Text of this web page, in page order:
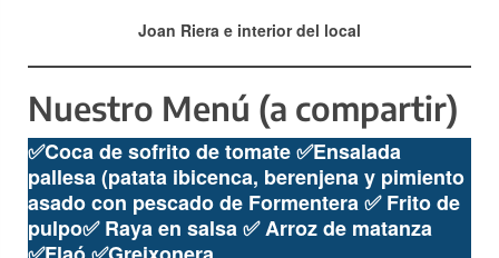
Joan Riera e interior del local
Nuestro Menú (a compartir)
✅Coca de sofrito de tomate✅Ensalada
pallesa (patata ibicenca, berenjena y pimiento
asado con pescado de Formentera✅Frito de
pulpo✅ Raya en salsa✅Arroz de matanza